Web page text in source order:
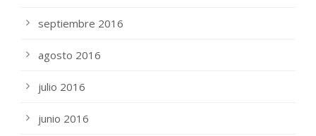
septiembre 2016
agosto 2016
julio 2016
junio 2016